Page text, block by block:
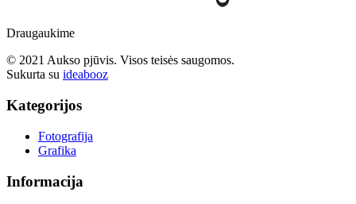
Draugaukime
© 2021 Aukso pjūvis. Visos teisės saugomos.
Sukurta su ideabooz
Kategorijos
Fotografija
Grafika
Informacija